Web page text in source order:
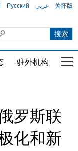
Русский عربي 关怀版
驻外机构 国
罗斯联
化和新